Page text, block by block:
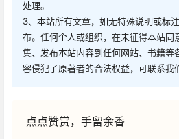
处理。
3、本站所有文章，如无特殊说明或标
布。任何个人或组织，在未征得本站同
集、发布本站内容到任何网站、书籍等
容侵犯了原著者的合法权益，可联系我
点点赞赏，手留余香